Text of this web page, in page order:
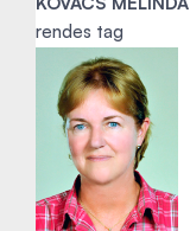
rendes tag